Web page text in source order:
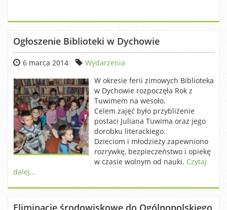
Ogłoszenie Biblioteki w Dychowie
6 marca 2014
Wydarzenia
W okresie ferii zimowych Biblioteka
w Dychowie rozpoczęła Rok z
Tuwimem na wesoło.
Celem zajęć było przybliżenie
postaci Juliana Tuwima oraz jego
dorobku literackiego.
Dzieciom i młodzieży zapewniono
rozrywkę, bezpieczeństwo i opiekę
w czasie wolnym od nauki. Czytaj
dalej…
Eliminacje środowiskowe do Ogólnopolskiego